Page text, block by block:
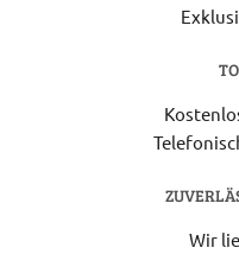
Wir